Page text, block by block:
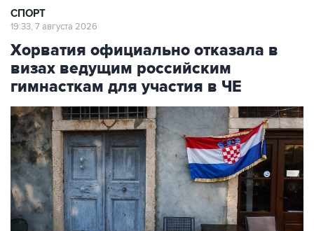
СПОРТ
19:33, 7 августа 2026
Хорватия официально отказала в
визах ведущим российским
гимнасткам для участия в ЧЕ